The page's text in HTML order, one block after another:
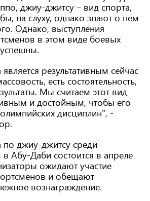
джиу-джитсу – вид спорта,
на слуху, однако знают о нем
Однако, выступления
в этом виде боевых
результативным сейчас
есть состоятельность,
Мы считаем этот вид
и достойным, чтобы его
дисциплин", -
джиу-джитсу среди
Абу-Даби состоится в апреле
ожидают участие
и обещают
вознаграждение.